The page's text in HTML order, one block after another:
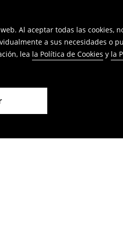
Al aceptar todas las cookies,
a sus necesidades o
lea la Política de Cookies y la